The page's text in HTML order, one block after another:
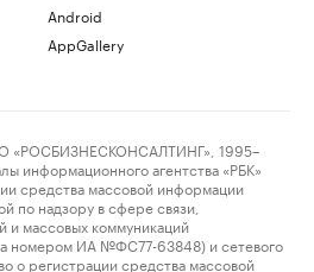
Android
AppGallery
1995–
информационного агентства «РБК»
средства массовой информации
по надзору в сфере связи,
и массовых коммуникаций
номером ИА №ФС77-63848) и сетевого
о регистрации средства массовой